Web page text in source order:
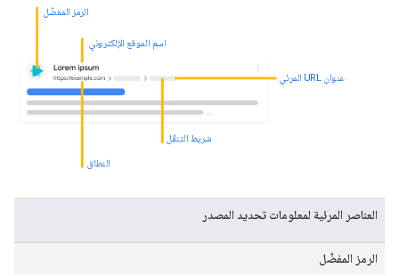
الرمز المفضّل
اسم الموقع الإلكتروني
عنوان URL المرئي
النطاق
شريط التنقّل
العناصر المرئية لمعلومات تحديد المصدر
الرمز المفضّل